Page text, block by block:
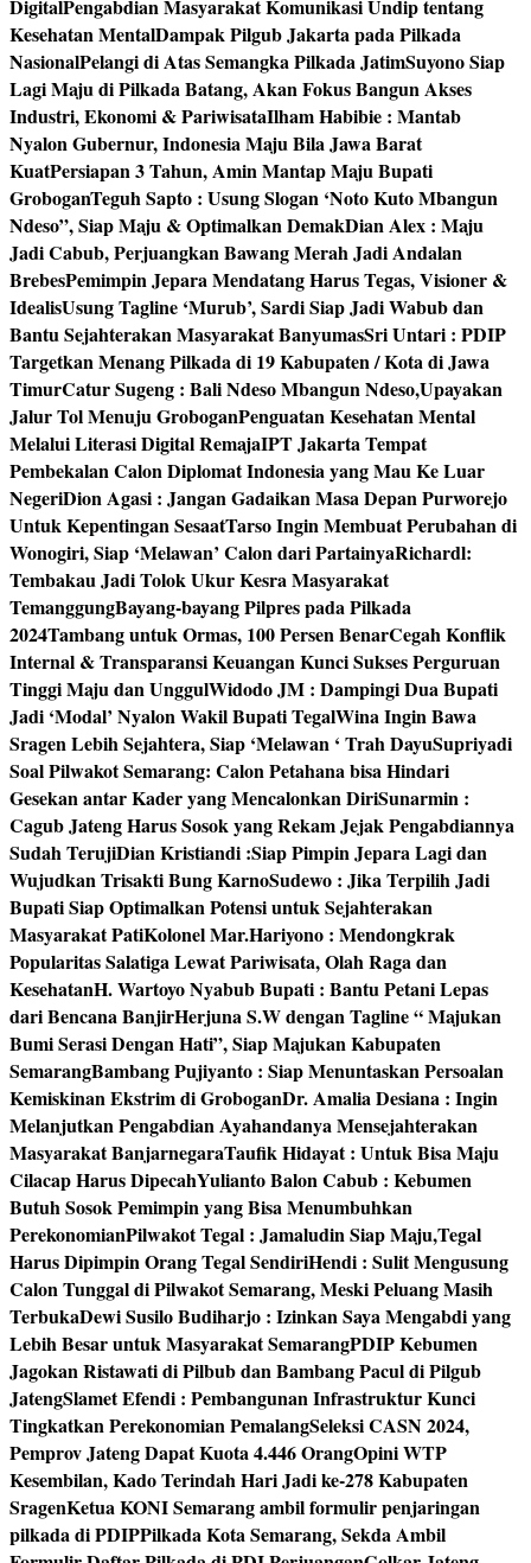
DigitalPengabdian Masyarakat Komunikasi Undip tentang
Kesehatan MentalDampak Pilgub Jakarta pada Pilkada
NasionalPelangi di Atas Semangka Pilkada JatimSuyono Siap
Lagi Maju di Pilkada Batang, Akan Fokus Bangun Akses
Industri, Ekonomi & PariwisataIlham Habibie : Mantab
Nyalon Gubernur, Indonesia Maju Bila Jawa Barat
KuatPersiapan 3 Tahun, Amin Mantap Maju Bupati
GroboganTeguh Sapto : Usung Slogan ‘Noto Kuto Mbangun
Ndeso”, Siap Maju & Optimalkan DemakDian Alex : Maju
Jadi Cabub, Perjuangkan Bawang Merah Jadi Andalan
BrebesPemimpin Jepara Mendatang Harus Tegas, Visioner &
IdealisUsung Tagline ‘Murub’, Sardi Siap Jadi Wabub dan
Bantu Sejahterakan Masyarakat BanyumasSri Untari : PDIP
Targetkan Menang Pilkada di 19 Kabupaten / Kota di Jawa
TimurCatur Sugeng : Bali Ndeso Mbangun Ndeso,Upayakan
Jalur Tol Menuju GroboganPenguatan Kesehatan Mental
Melalui Literasi Digital RemajaIPT Jakarta Tempat
Pembekalan Calon Diplomat Indonesia yang Mau Ke Luar
NegeriDion Agasi : Jangan Gadaikan Masa Depan Purworejo
Untuk Kepentingan SesaatTarso Ingin Membuat Perubahan di
Wonogiri, Siap ‘Melawan’ Calon dari PartainyaRichardl:
Tembakau Jadi Tolok Ukur Kesra Masyarakat
TemanggungBayang-bayang Pilpres pada Pilkada
2024Tambang untuk Ormas, 100 Persen BenarCegah Konflik
Internal & Transparansi Keuangan Kunci Sukses Perguruan
Tinggi Maju dan UnggulWidodo JM : Dampingi Dua Bupati
Jadi ‘Modal’ Nyalon Wakil Bupati TegalWina Ingin Bawa
Sragen Lebih Sejahtera, Siap ‘Melawan ‘ Trah DayuSupriyadi
Soal Pilwakot Semarang: Calon Petahana bisa Hindari
Gesekan antar Kader yang Mencalonkan DiriSunarmin :
Cagub Jateng Harus Sosok yang Rekam Jejak Pengabdiannya
Sudah TerujiDian Kristiandi :Siap Pimpin Jepara Lagi dan
Wujudkan Trisakti Bung KarnoSudewo : Jika Terpilih Jadi
Bupati Siap Optimalkan Potensi untuk Sejahterakan
Masyarakat PatiKolonel Mar.Hariyono : Mendongkrak
Popularitas Salatiga Lewat Pariwisata, Olah Raga dan
KesehatanH. Wartoyo Nyabub Bupati : Bantu Petani Lepas
dari Bencana BanjirHerjuna S.W dengan Tagline “ Majukan
Bumi Serasi Dengan Hati”, Siap Majukan Kabupaten
SemarangBambang Pujiyanto : Siap Menuntaskan Persoalan
Kemiskinan Ekstrim di GroboganDr. Amalia Desiana : Ingin
Melanjutkan Pengabdian Ayahandanya Mensejahterakan
Masyarakat BanjarnegaraTaufik Hidayat : Untuk Bisa Maju
Cilacap Harus DipecahYulianto Balon Cabub : Kebumen
Butuh Sosok Pemimpin yang Bisa Menumbuhkan
PerekonomianPilwakot Tegal : Jamaludin Siap Maju,Tegal
Harus Dipimpin Orang Tegal SendiriHendi : Sulit Mengusung
Calon Tunggal di Pilwakot Semarang, Meski Peluang Masih
TerbukaDewi Susilo Budiharjo : Izinkan Saya Mengabdi yang
Lebih Besar untuk Masyarakat SemarangPDIP Kebumen
Jagokan Ristawati di Pilbub dan Bambang Pacul di Pilgub
JatengSlamet Efendi : Pembangunan Infrastruktur Kunci
Tingkatkan Perekonomian PemalangSeleksi CASN 2024,
Pemprov Jateng Dapat Kuota 4.446 OrangOpini WTP
Kesembilan, Kado Terindah Hari Jadi ke-278 Kabupaten
SragenKetua KONI Semarang ambil formulir penjaringan
pilkada di PDIPPilkada Kota Semarang, Sekda Ambil